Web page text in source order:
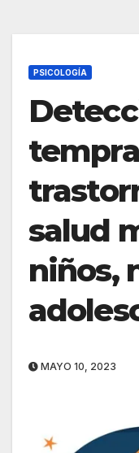
PSICOLOGÍA
salud
niños,
MAYO 10, 2023